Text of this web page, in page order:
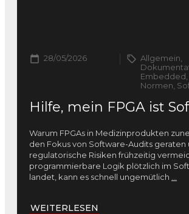
28/05/2026
Allgemein,
Embedded,
Normen,
Hilfe, mein FPGA ist
Warum FPGAs in Medizinprodukten
den Fokus von Software-Audits geraten
regulatorische Risiken frühzeitig
programmierbare Logik plötzlich im
landet, kann es schnell ungemütlich
WEITERLESEN